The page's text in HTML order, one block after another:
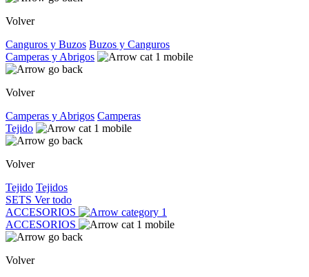
Volver
Canguros y Buzos Buzos y Canguros
Camperas y Abrigos
Volver
Camperas y Abrigos Camperas
Tejido
Volver
Tejido Tejidos
SETS Ver todo
ACCESORIOS
ACCESORIOS
Volver